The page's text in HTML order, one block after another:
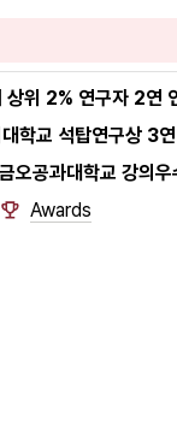
상위 2% 연구자 2
학교 석탑연구상 3
오공과대학교 강의우
Awards